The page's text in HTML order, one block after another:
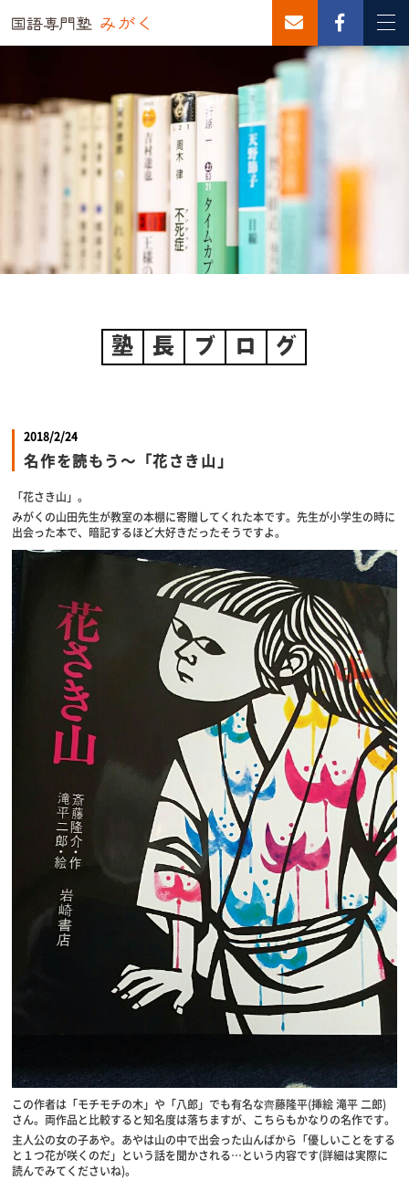
塾 長 ブ ロ グ
2018/2/24
名作を読もう～「花さき山」
「花さき山」。
みがくの山田先生が教室の本棚に寄贈してくれた本です。先生が小学生の時に
出会った本で、暗記するほど大好きだったそうですよ。
この作者は「モチモチの木」や「八郎」でも有名な齊藤隆平(挿絵 滝平 二郎)
さん。両作品と比較すると知名度は落ちますが、こちらもかなりの名作です。
主人公の女の子あや。あやは山の中で出会った山んばから「優しいことをする
と１つ花が咲くのだ」という話を聞かされる…という内容です(詳細は実際に
読んでみてくださいね)。